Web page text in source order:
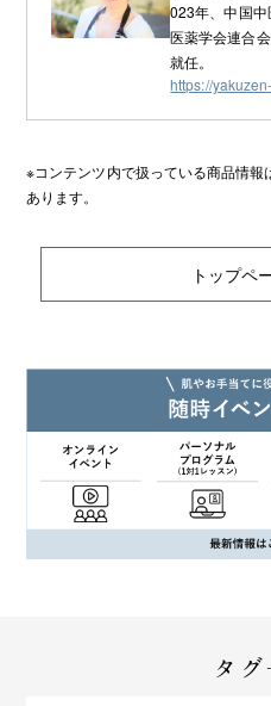
023年、中国
医薬学会連合
就任。
https://
※コンテンツ内で扱っている商品情
あります。
トップペ
タ